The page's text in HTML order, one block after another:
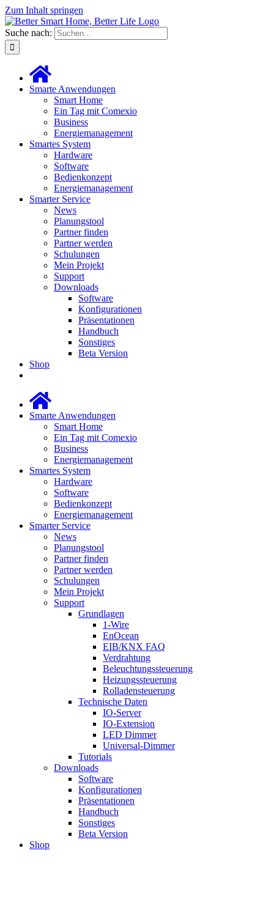
Zum Inhalt springen
Suche nach:
Smarte Anwendungen
Smart Home
Ein Tag mit Comexio
Business
Energiemanagement
Smartes System
Hardware
Software
Bedienkonzept
Energiemanagement
Smarter Service
News
Planungstool
Partner finden
Partner werden
Schulungen
Mein Projekt
Support
Downloads
Software
Konfigurationen
Präsentationen
Handbuch
Sonstiges
Beta Version
Shop
Smarte Anwendungen
Smart Home
Ein Tag mit Comexio
Business
Energiemanagement
Smartes System
Hardware
Software
Bedienkonzept
Energiemanagement
Smarter Service
News
Planungstool
Partner finden
Partner werden
Schulungen
Mein Projekt
Support
Grundlagen
1-Wire
EnOcean
EIB/KNX FAQ
Verdrahtung
Beleuchtungssteuerung
Heizungssteuerung
Rolladensteuerung
Technische Daten
IO-Server
IO-Extension
LED Dimmer
Universal-Dimmer
Tutorials
Downloads
Software
Konfigurationen
Präsentationen
Handbuch
Sonstiges
Beta Version
Shop